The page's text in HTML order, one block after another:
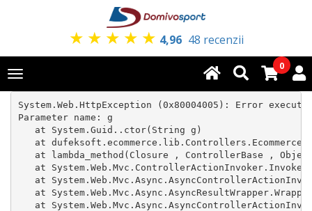
★ ★ ★ ★ ★ 4,96 48 recenzii
Toggle
navigation
0
System.Web.HttpException (0x80004005): Error
Parameter name: g
   at System.Guid..ctor(String g)
at
at lambda_method(Closure , ControllerBase ,
at
at
at
at